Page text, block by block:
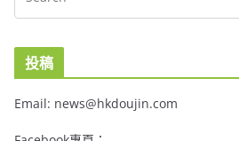
投稿
Email: news@hkdoujin.com